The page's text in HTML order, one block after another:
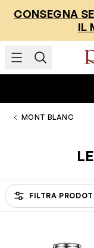
CONSEGNA
IL
MONT BLANC
FILTRA
Passa